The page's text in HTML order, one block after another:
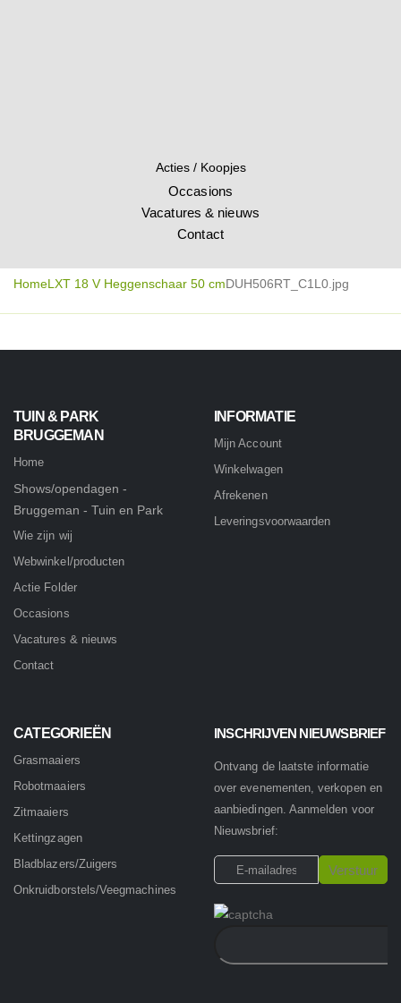
Acties / Koopjes
Occasions
Vacatures & nieuws
Contact
HomeLXT 18 V Heggenschaar 50 cmDUH506RT_C1L0.jpg
TUIN & PARK
BRUGGEMAN
Home
Shows/opendagen -
Bruggeman - Tuin en Park
Wie zijn wij
Webwinkel/producten
Actie Folder
Occasions
Vacatures & nieuws
Contact
INFORMATIE
Mijn Account
Winkelwagen
Afrekenen
Leveringsvoorwaarden
CATEGORIEËN
Grasmaaiers
Robotmaaiers
Zitmaaiers
Kettingzagen
Bladblazers/Zuigers
Onkruidborstels/Veegmachines
INSCHRIJVEN NIEUWSBRIEF
Ontvang de laatste informatie
over evenementen, verkopen en
aanbiedingen. Aanmelden voor
Nieuwsbrief: